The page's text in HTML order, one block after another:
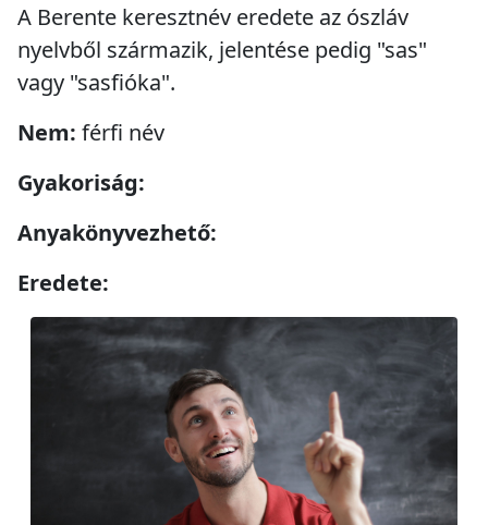
A Berente keresztnév eredete az ószláv
nyelvből származik, jelentése pedig "sas"
vagy "sasfióka".
Nem: férfi név
Gyakoriság:
Anyakönyvezhető:
Eredete: